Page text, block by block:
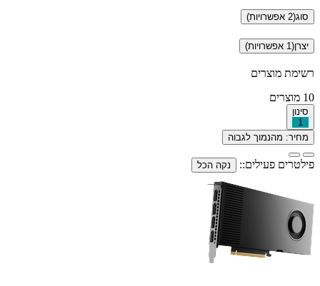
סוג(2 אפשרויות)
יצרן(1 אפשרויות)
רשימת מוצרים
10 מוצרים
סינון
1
מחיר: מהנמוך לגבוה
פילטרים פעילים:: נקה הכל